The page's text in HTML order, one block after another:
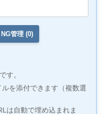
管理 (0)
す。
を添付できます（複数選
は自動で埋め込まれま